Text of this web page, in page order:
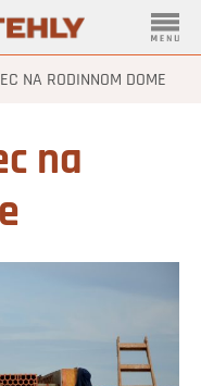
NA RODINNOM DOME
na